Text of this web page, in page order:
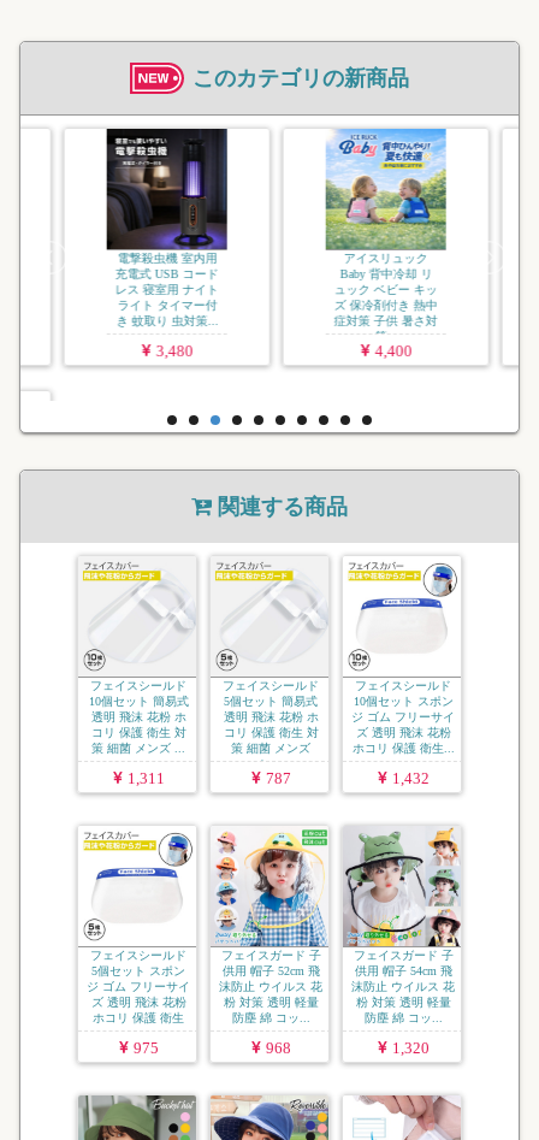
このカテゴリの新商品
アイスリュック
Baby 背中冷却 リ
ュック ベビー キッ
ズ 保冷剤付き 熱中
症対策 子供 暑さ対
策...
電撃殺虫機 USB充
電式 コンパクト 蚊
取り器 虫除け 卓上
寝室用 ナイトライ
ト付き 電撃式 U...
3,480
関連する商品
フェイスシールド
10個セット 簡易式
透明 飛沫 花粉 ホ
コリ 保護 衛生 対
策 細菌 メンズ ...
1,311
フェイスシールド
5個セット 簡易式
透明 飛沫 花粉 ホ
コリ 保護 衛生 対
策 細菌 メンズ
レ...
787
フェイスシールド
10個セット スポン
ジ ゴム フリーサイ
ズ 透明 飛沫 花粉
ホコリ 保護 衛生...
1,432
フェイスシールド
5個セット スポン
ジ ゴム フリーサイ
ズ 透明 飛沫 花粉
ホコリ 保護 衛生
...
975
フェイスガード 子
供用 帽子 52cm 飛
沫防止 ウイルス 花
粉 対策 透明 軽量
防塵 綿 コッ...
968
フェイスガード 子
供用 帽子 54cm 飛
沫防止 ウイルス 花
粉 対策 透明 軽量
防塵 綿 コッ...
1,320